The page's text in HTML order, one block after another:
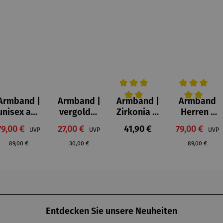
|
aus
Holz –
Walnuss
königsblau
€ UVPRegulärer Preis:
89,00 €
Armband |
vergoldet
- Beach 01
Verkaufspreis:
27,00 €
UVP
Regulärer Preis:
30,00 €
Durchschnittliche Bewertung
Armband |
Zirkonia &
Edelstahl
Regulärer Preis:
41,90 €
Armband
Herren |
Mooreiche
– Schlägel
& Eisen
79,00 €
UVP
Regulärer
89,00 €
Entdecken Sie unsere Neuheiten